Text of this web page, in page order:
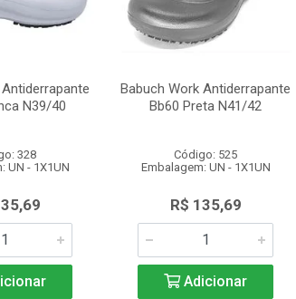
N39/40
328
UN - 1X1UN
Babuch Work Antiderrapante
Bb60 Preta N41/42
Código: 525
Embalagem: UN - 1X1UN
R$ 135,69
Adicionar